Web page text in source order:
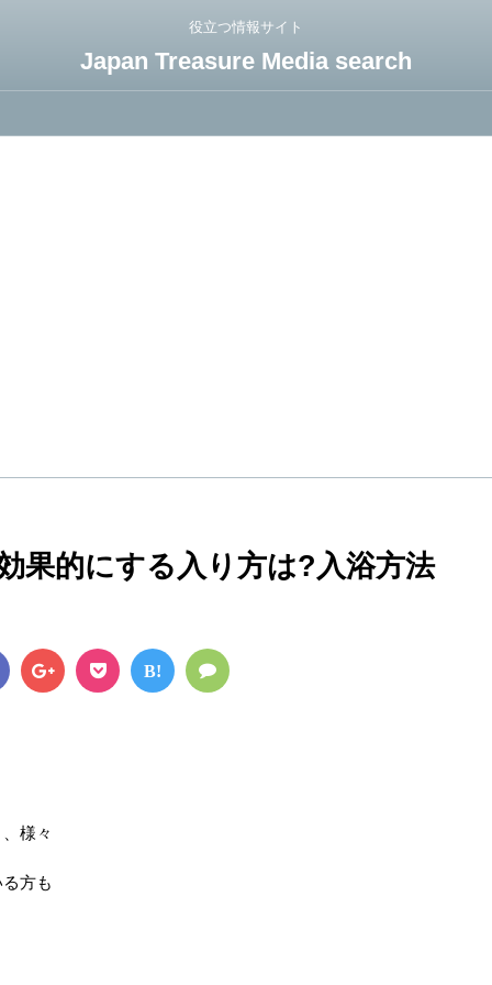
役立つ情報サイト
Japan Treasure Media search
果的にする入り方は?入浴方法
B!
様々
方も